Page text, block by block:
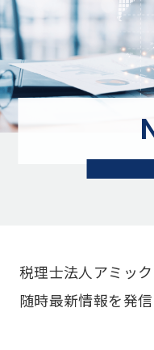
税理士法人アミック
随時最新情報を発信